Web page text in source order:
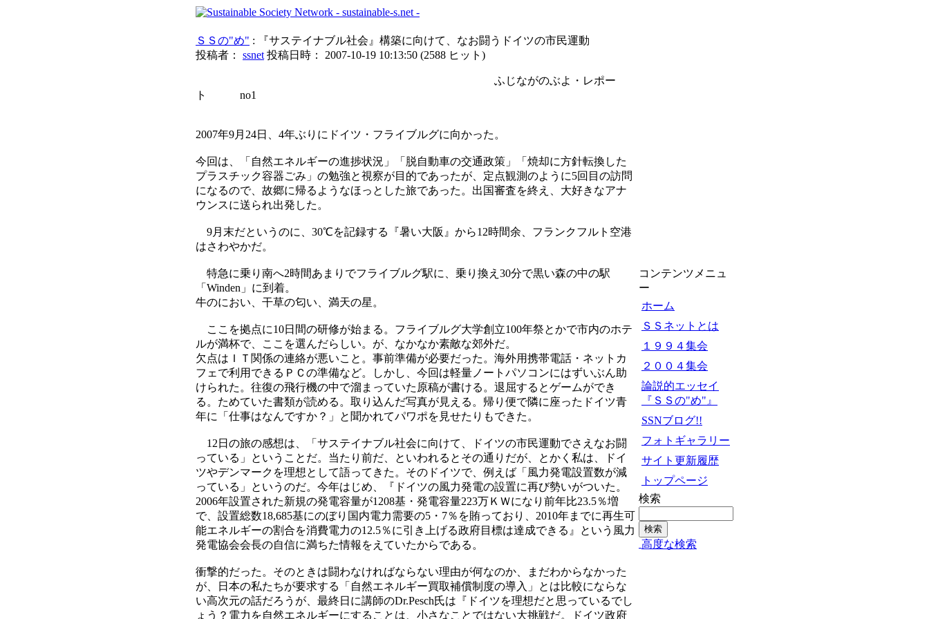
ＳＳの"め" : 『サステイナブル社会』構築に向けて、なお闘うドイツの市民運動
投稿者： ssnet 投稿日時： 2007-10-19 10:13:50 (2588 ヒット )
ふじながのぶよ・レポー
ト no1
2007年9月24日、4年ぶりにドイツ・フライブルグに向かった。
今回は、「自然エネルギーの進捗状況」「脱自動車の交通政策」「焼却に方針転換した
プラスチック容器ごみ」の勉強と視察が目的であったが、定点観測のように5回目の訪問
になるので、故郷に帰るようなほっとした旅であった。出国審査を終え、大好きなアナ
ウンスに送られ出発した。
9月末だというのに、30℃を記録する『暑い大阪』から12時間余、フランクフルト空港
はさわやかだ。
特急に乗り南へ2時間あまりでフライブルグ駅に、乗り換え30分で黒い森の中の駅
「Winden」に到着。
牛のにおい、干草の匂い、満天の星。
ここを拠点に10日間の研修が始まる。フライブルグ大学創立100年祭とかで市内のホテ
ルが満杯で、ここを選んだらしい。が、なかなか素敵な郊外だ。
欠点はＩＴ関係の連絡が悪いこと。事前準備が必要だった。海外用携帯電話・ネットカ
フェで利用できるＰＣの準備など。しかし、今回は軽量ノートパソコンにはずいぶん助
けられた。往復の飛行機の中で溜まっていた原稿が書ける。退屈するとゲームができ
る。ためていた書類が読める。取り込んだ写真が見える。帰り便で隣に座ったドイツ青
年に「仕事はなんですか？」と聞かれてパワポを見せたりもできた。
12日の旅の感想は、「サステイナブル社会に向けて、ドイツの市民運動でさえなお闘
っている」ということだ。当たり前だ、といわれるとその通りだが、とかく私は、ドイ
ツやデンマークを理想として語ってきた。そのドイツで、例えば「風力発電設置数が減
っている」というのだ。今年はじめ、『ドイツの風力発電の設置に再び勢いがついた。
2006年設置された新規の発電容量が1208基・発電容量223万ＫＷになり前年比23.5％増
で、設置総数18,685基にのぼり国内電力需要の5・7％を賄っており、2010年までに再生可
能エネルギーの割合を消費電力の12.5％に引き上げる政府目標は達成できる』という風力
発電協会会長の自信に満ちた情報をえていたからである。
衝撃的だった。そのときは闘わなければならない理由が何なのか、まだわからなかった
が、日本の私たちが要求する「自然エネルギー買取補償制度の導入」とは比較にならな
い高次元の話だろうが、最終日に講師のDr.Pesch氏は『ドイツを理想だと思っているでし
ょう？電力を自然エネルギーにすることは、小さなことではない大挑戦だ。ドイツ政府
コンテンツメニュ
ー
ホーム
ＳＳネットとは
１９９４集会
２００４集会
論説的エッセイ
『ＳＳの"め"』
SSNブログ!!
フォトギャラリー
サイト更新履歴
トップページ
検索
高度な検索